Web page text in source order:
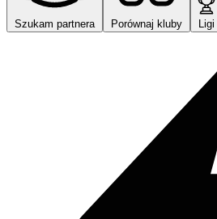
Szukam partnera Porównaj kluby Ligi